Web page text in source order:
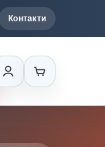
Контакти